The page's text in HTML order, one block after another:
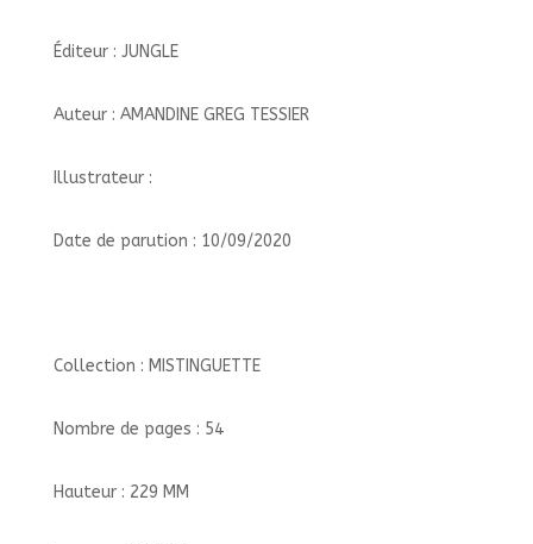
Éditeur : JUNGLE
Auteur : AMANDINE GREG TESSIER
Illustrateur :
Date de parution : 10/09/2020
Collection : MISTINGUETTE
Nombre de pages : 54
Hauteur : 229 MM